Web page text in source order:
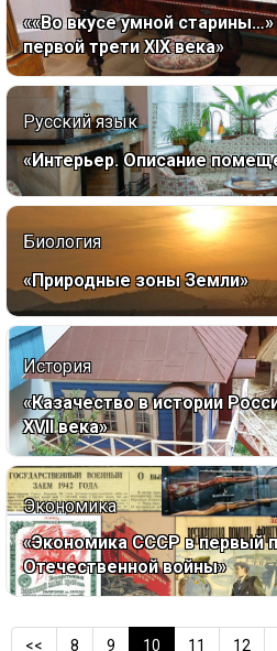
««Во вкусе умной
первой трети XIX века»
Русский язык
«Интерьер. Описание
Биология
«Природные зоны Земли»
История
«Казачество в истории
ХVII века»
Экономика
«Экономика СССР в первый
Отечественной войны»
<< 8 9 10 11 12